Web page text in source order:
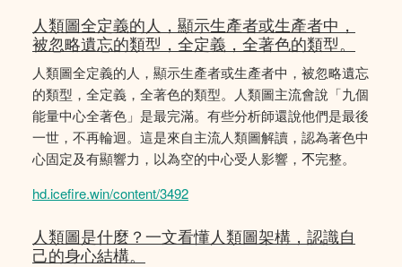
人類圖全定義的人，顯示生產者或生產者中，
被忽略遺忘的類型，全定義，全著色的類型。
人類圖全定義的人，顯示生產者或生產者中，被忽略遺忘
的類型，全定義，全著色的類型。人類圖主流會說「九個
能量中心全著色」是最完滿。有些分析師還說他們是最後
一世，不再輪迴。這是來自主流人類圖解讀，認為著色中
心固定及有顯響力，以為空的中心受人影響，𣎴完整。
hd.icefire.win/content/3492
人類圖是什麼？一文看懂人類圖架構，認識自
己的身心結構。